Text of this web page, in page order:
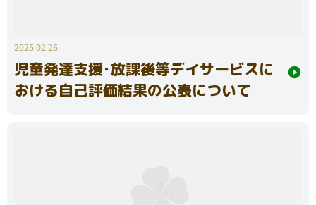
2025.02.26
児童発達支援･放課後等デイサービスに
おける自己評価結果の公表について